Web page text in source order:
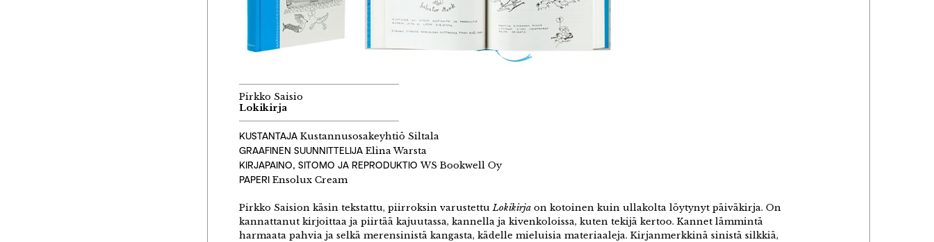
Pirkko Saisio
Lokikirja
KUSTANTAJA Kustannusosakeyhtiö Siltala
GRAAFINEN SUUNNITTELIJA Elina Warsta
KIRJAPAINO, SITOMO JA REPRODUKTIO WS Bookwell Oy
PAPERI Ensolux Cream
Pirkko Saision käsin tekstattu, piirroksin varustettuLokikirja on kotoinen kuin ullakolta löytynyt päiväkirja. On
kannattanut kirjoittaa ja piirtää kajuutassa, kannella ja kivenkoloissa, kuten tekijä kertoo. Kannet lämmintä
harmaata pahvia ja selkä merensinistä kangasta, kädelle mieluisia materiaaleja. Kirjanmerkkinä sinistä silkkiä,